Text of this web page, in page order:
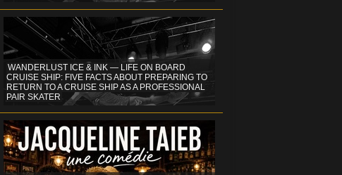
WANDERLUST ICE & INK — LIFE ON BOARD
CRUISE SHIP: FIVE FACTS ABOUT PREPARING TO
RETURN TO A CRUISE SHIP AS A PROFESSIONAL
PAIR SKATER